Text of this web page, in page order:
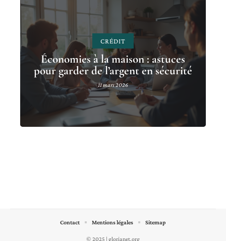
CRÉDIT
Économies à la maison : astuces
pour garder de l’argent en sécurité
11 mars 2026
© 2025 | glorianet.org
Contact Mentions légales Sitemap